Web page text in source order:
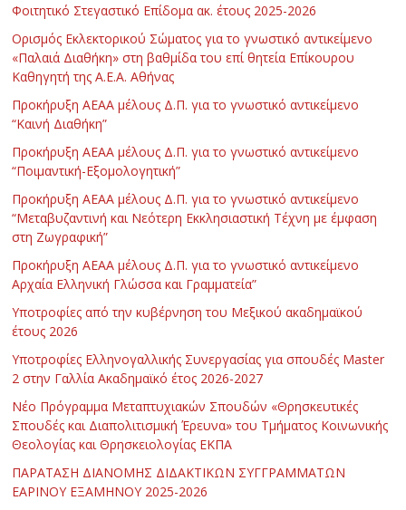
Φοιτητικό Στεγαστικό Επίδομα ακ. έτους 2025-2026
Ορισμός Εκλεκτορικού Σώματος για το γνωστικό αντικείμενο
«Παλαιά Διαθήκη» στη βαθμίδα του επί θητεία Επίκουρου
Καθηγητή της Α.Ε.Α. Αθήνας
Προκήρυξη ΑΕΑΑ μέλους Δ.Π. για το γνωστικό αντικείμενο
“Καινή Διαθήκη”
Προκήρυξη ΑΕΑΑ μέλους Δ.Π. για το γνωστικό αντικείμενο
“Ποιμαντική-Εξομολογητική”
Προκήρυξη ΑΕΑΑ μέλους Δ.Π. για το γνωστικό αντικείμενο
“Μεταβυζαντινή και Νεότερη Εκκλησιαστική Τέχνη με έμφαση
στη Ζωγραφική”
Προκήρυξη ΑΕΑΑ μέλους Δ.Π. για το γνωστικό αντικείμενο
Αρχαία Ελληνική Γλώσσα και Γραμματεία”
Υποτροφίες από την κυβέρνηση του Μεξικού ακαδημαϊκού
έτους 2026
Υποτροφίες Ελληνογαλλικής Συνεργασίας για σπουδές Master
2 στην Γαλλία Ακαδημαϊκό έτος 2026-2027
Νέο Πρόγραμμα Μεταπτυχιακών Σπουδών «Θρησκευτικές
Σπουδές και Διαπολιτισμική Έρευνα» του Τμήματος Κοινωνικής
Θεολογίας και Θρησκειολογίας ΕΚΠΑ
ΠΑΡΑΤΑΣΗ ΔΙΑΝΟΜΗΣ ΔΙΔΑΚΤΙΚΩΝ ΣΥΓΓΡΑΜΜΑΤΩΝ
ΕΑΡΙΝΟΥ ΕΞΑΜΗΝΟΥ 2025-2026